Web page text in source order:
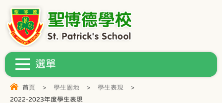
首頁 > 學生園地 > 學生表現
>
2022-2023年度學生表現